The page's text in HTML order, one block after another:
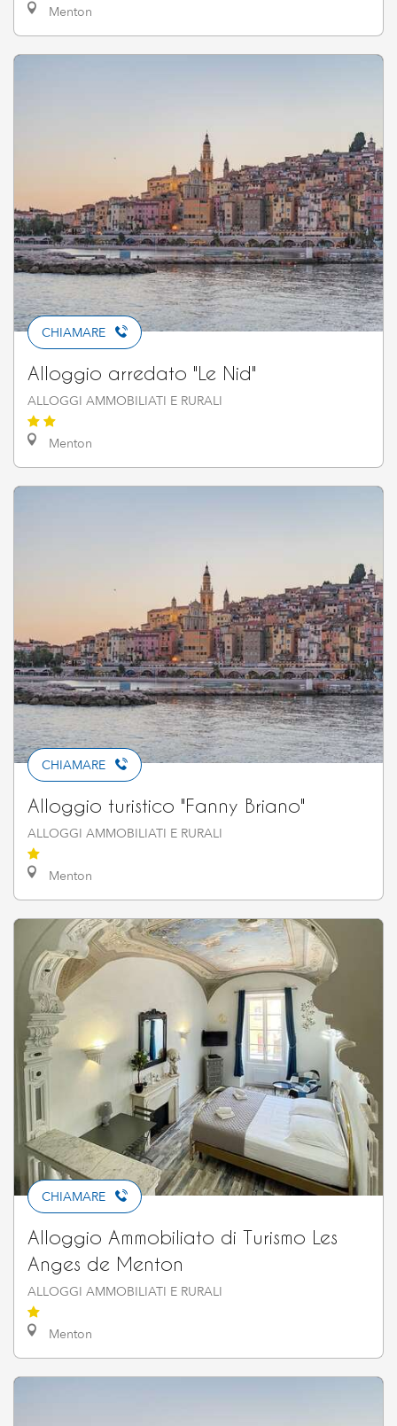
Menton
CHIAMARE
Alloggio arredato "Le Nid"
ALLOGGI AMMOBILIATI E RURALI
Menton
CHIAMARE
Alloggio turistico "Fanny Briano"
ALLOGGI AMMOBILIATI E RURALI
Menton
CHIAMARE
Alloggio Ammobiliato di Turismo Les
Anges de Menton
ALLOGGI AMMOBILIATI E RURALI
Menton